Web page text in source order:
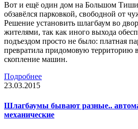
Вот и ещё один дом на Большом
обзавёлся парковкой, свободной от
Решение установить шлагбаум во
жителями, так как иного выхода
подъездом просто не было: платная
превратила придомовую территорию
скопление машин.
Подробнее
23.03.2015
Шлагбаумы бывают разные..
механические